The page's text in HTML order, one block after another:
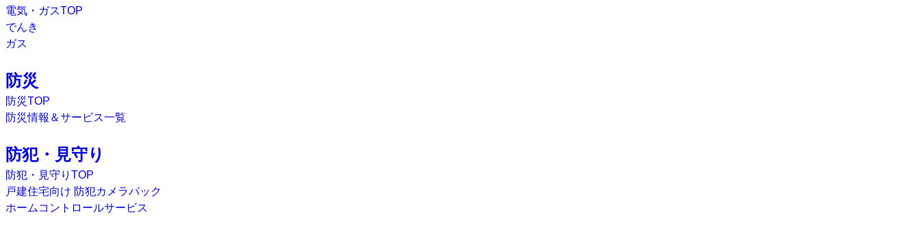
電気・ガスTOP
でんき
ガス
防災
防災TOP
防災情報＆サービス一覧
防犯・見守り
防犯・見守りTOP
戸建住宅向け 防犯カメラパック
ホームコントロールサービス